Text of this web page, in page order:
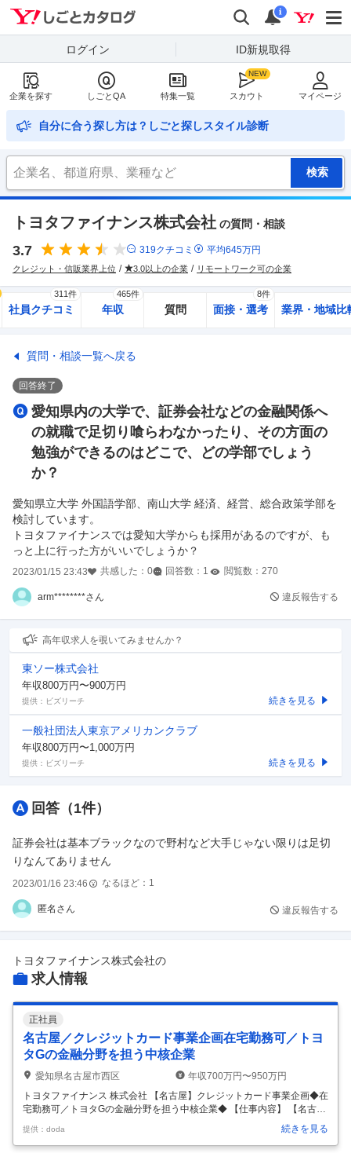
検索
通知
i
ログイン ID新規取得
企業を探す しごとQA 特集一覧 スカウト マイページ
自分に合う探し方は？しごと探しスタイル診断
トヨタファイナンス株式会社 の質問・相談
3.7 319クチコミ 平均645万円
クレジット・信販業界上位 3.0以上の企業 リモートワーク可の企業
社員クチコミ
311件
年収
465件
質問 面接・選考
8件
業界・地域比
質問・相談一覧へ戻る
回答終了
愛知県内の大学で、証券会社などの金融関係へ
の就職で足切り喰らわなかったり、その方面の
勉強ができるのはどこで、どの学部でしょう
か？
愛知県立大学 外国語学部、南山大学 経済、経営、総合政策学部を
検討しています。
トヨタファイナンスでは愛知大学からも採用があるのですが、も
っと上に行った方がいいでしょうか？
2023/01/15 23:43 共感した： 0 回答数： 1 閲覧数： 270
arm********さん 違反報告する
高年収求人を覗いてみませんか？
東ソー株式会社
年収800万円〜900万円
提供：ビズリーチ 続きを見る
一般社団法人東京アメリカンクラブ
年収800万円〜1,000万円
提供：ビズリーチ 続きを見る
回答（1件）
証券会社は基本ブラックなので野村など大手じゃない限りは足切
りなんてありません
2023/01/16 23:46 なるほど： 1
匿名さん 違反報告する
トヨタファイナンス株式会社の
求人情報
正社員
名古屋／クレジットカード事業企画在宅勤務可／トヨ
タGの金融分野を担う中核企業
愛知県名古屋市西区
年収700万円〜950万円
トヨタファイナンス 株式会社 【名古屋】クレジットカード事業企画◆在
宅勤務可／トヨタGの金融分野を担う中核企業◆ 【仕事内容】 【名古
屋】クレジットカード事業企画◆在宅勤務可／トヨタGの金融分野を担
う中核企業◆ 【具体的な仕事内容】 【金融業界で事業企画・営業企画、
マーケティング、営業などのご経験をお持ちの方へ／トヨタグループの
提供：doda 続きを見る